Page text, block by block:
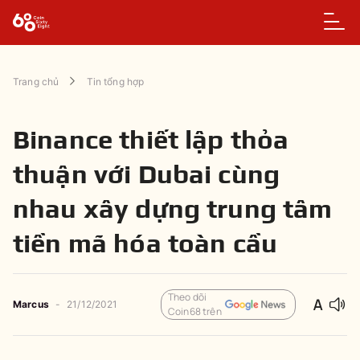
Trang chủ Tin tổng hợp
Binance thiết lập thỏa
thuận với Dubai cùng
nhau xây dựng trung tâm
tiền mã hóa toàn cầu
Marcus - 21/12/2021
Theo dõi
Coin68 trên